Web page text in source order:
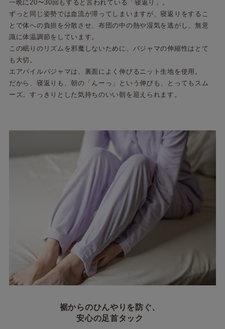
一晩に20〜30回もすると言われている「寝返り」。
ずっと同じ姿勢では血流が滞ってしまいますが、寝返りをするこ
とで体への負担を分散させ、布団の中の熱や湿気を逃がし、無意
識に体温調節をしています。
この眠りのリズムを邪魔しないために、パジャマの伸縮性はとて
も大切。
エアパイルパジャマは、裏面によく伸びるニット生地を使用。
だから、寝返りも、朝の「んーっ」という伸びも、とってもスム
ーズ。すっきりとした気持ちのいい朝を迎えられます。
裾からのひんやりを防ぐ、
安心の足首タック